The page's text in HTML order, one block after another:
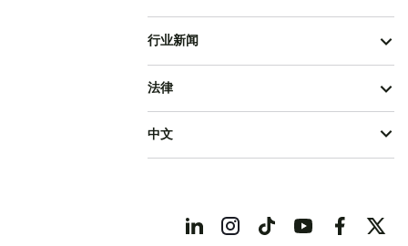
行业新闻
法律
中文